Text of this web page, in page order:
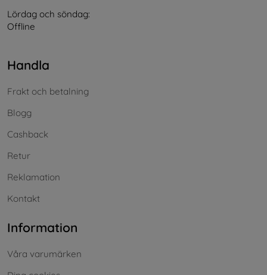
Lördag och söndag:
Offline
Handla
Frakt och betalning
Blogg
Cashback
Retur
Reklamation
Kontakt
Information
Våra varumärken